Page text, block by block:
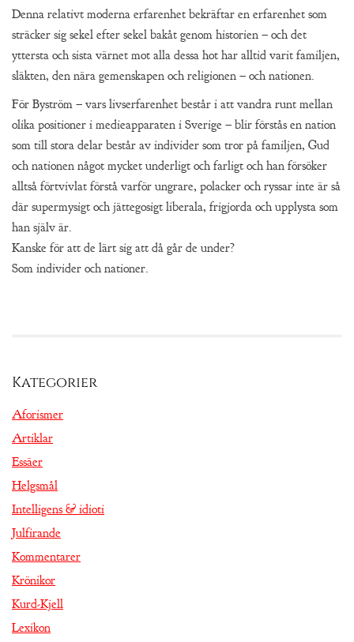
Denna relativt moderna erfarenhet bekräftar en erfarenhet som
sträcker sig sekel efter sekel bakåt genom historien – och det
yttersta och sista värnet mot alla dessa hot har alltid varit familjen,
släkten, den nära gemenskapen och religionen – och nationen.
För Byström – vars livserfarenhet består i att vandra runt mellan
olika positioner i medieapparaten i Sverige – blir förstås en nation
som till stora delar består av individer som tror på familjen, Gud
och nationen något mycket underligt och farligt och han försöker
alltså förtvivlat förstå varför ungrare, polacker och ryssar inte är så
där supermysigt och jättegosigt liberala, frigjorda och upplysta som
han själv är.
Kanske för att de lärt sig att då går de under?
Som individer och nationer.
Kategorier
Aforismer
Artiklar
Essäer
Helgsmål
Intelligens & idioti
Julfirande
Kommentarer
Krönikor
Kurd-Kjell
Lexikon